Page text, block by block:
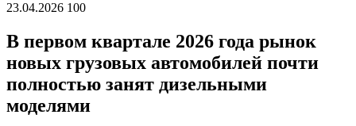
23.04.2026 100
В первом квартале 2026 года рынок
новых грузовых автомобилей почти
полностью занят дизельными
моделями